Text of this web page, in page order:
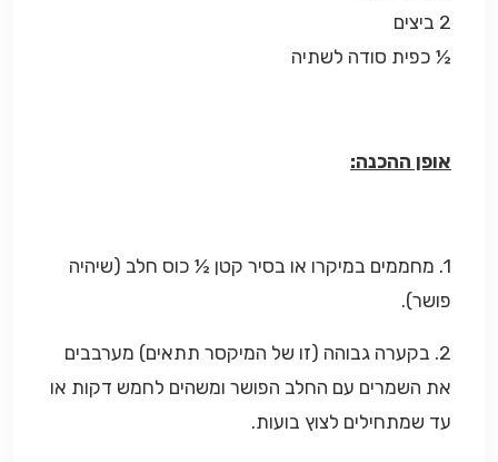
2 ביצים
½ כפית סודה לשתיה
אופן ההכנה:
1. מחממים במיקרו או בסיר קטן ½ כוס חלב (שיהיה
פושר).
2. בקערה גבוהה (זו של המיקסר תתאים) מערבבים
את השמרים עם החלב הפושר ומשהים לחמש דקות או
עד שמתחילים לצוץ בועות.